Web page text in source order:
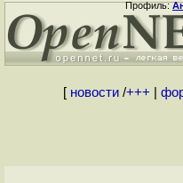
Профиль:
[ новости/+++